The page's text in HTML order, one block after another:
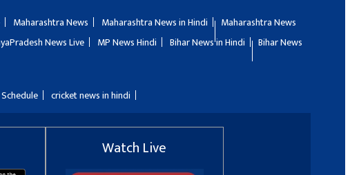
Maharashtra News Maharashtra News in Hindi
Maharashtra News
News Live MP News Hindi Bihar News in Hindi
Bihar News
cricket news in hindi
Watch Live